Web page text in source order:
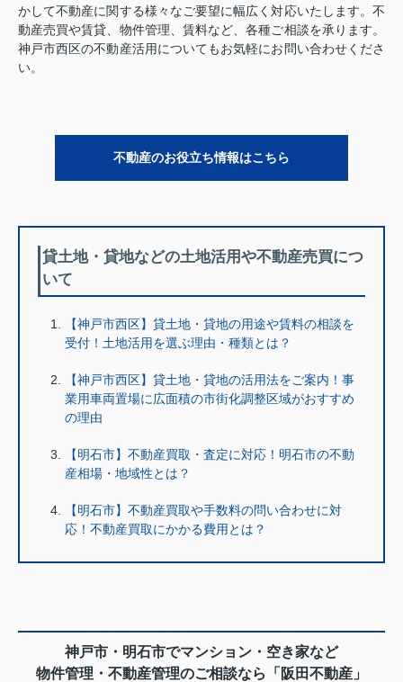
かして不動産に関する様々なご要望に幅広く対応いたします。不
動産売買や賃貸、物件管理、賃料など、各種ご相談を承ります。
神戸市西区の不動産活用についてもお気軽にお問い合わせくださ
い。
不動産のお役立ち情報はこちら
貸土地・貸地などの土地活用や不動産売買につ
いて
【神戸市西区】貸土地・貸地の用途や賃料の相談を
受付！土地活用を選ぶ理由・種類とは？
【神戸市西区】貸土地・貸地の活用法をご案内！事
業用車両置場に広面積の市街化調整区域がおすすめ
の理由
【明石市】不動産買取・査定に対応！明石市の不動
産相場・地域性とは？
【明石市】不動産買取や手数料の問い合わせに対
応！不動産買取にかかる費用とは？
神戸市・明石市でマンション・空き家など
物件管理・不動産管理のご相談なら「阪田不動産」